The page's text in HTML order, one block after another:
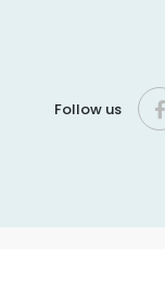
Follow us